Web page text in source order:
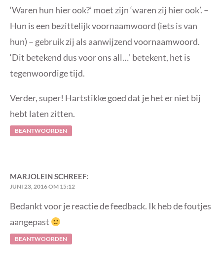
‘Waren hun hier ook?’ moet zijn ‘waren zij hier ook’. –
Hun is een bezittelijk voornaamwoord (iets is van
hun) – gebruik zij als aanwijzend voornaamwoord.
‘Dit betekend dus voor ons all…’ betekent, het is
tegenwoordige tijd.
Verder, super! Hartstikke goed dat je het er niet bij
hebt laten zitten.
BEANTWOORDEN
MARJOLEINSCHREEF:
JUNI 23, 2016 OM 15:12
Bedankt voor je reactie de feedback. Ik heb de foutjes
aangepast
BEANTWOORDEN